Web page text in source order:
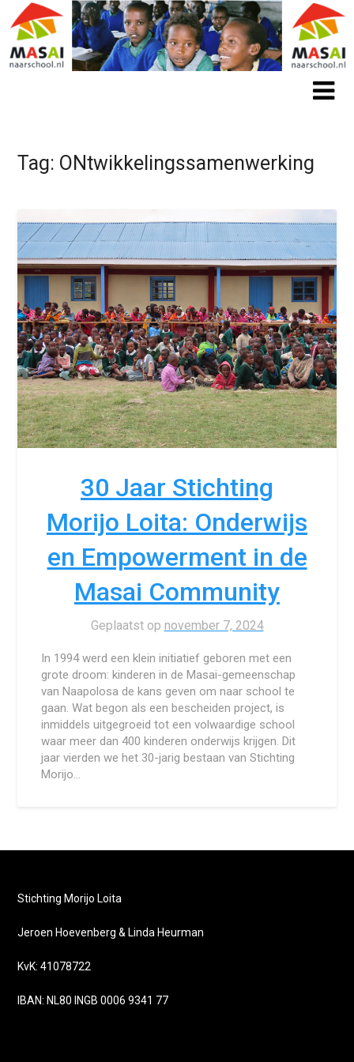
Tag: ONtwikkelingssamenwerking
30 Jaar Stichting
Morijo Loita: Onderwijs
en Empowerment in de
Masai Community
Geplaatst op november 7, 2024
In 1994 werd een klein initiatief geboren met een
grote droom: kinderen in de Masai-gemeenschap
van Naapolosa de kans geven om naar school te
gaan. Wat begon als een bescheiden project, is
inmiddels uitgegroeid tot een volwaardige school
waar meer dan 400 kinderen onderwijs krijgen. Dit
jaar vierden we het 30-jarig bestaan van Stichting
Morijo…
Stichting Morijo Loita
Jeroen Hoevenberg & Linda Heurman
KvK: 41078722
IBAN: NL80 INGB 0006 9341 77